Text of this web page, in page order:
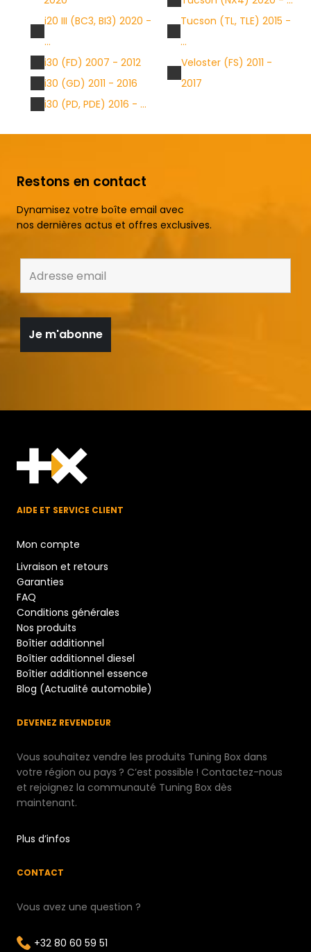
i20 III (BC3, BI3) 2020 -
...
i30 (FD) 2007 - 2012
i30 (GD) 2011 - 2016
i30 (PD, PDE) 2016 - ...
Tucson (TL, TLE) 2015 -
...
Veloster (FS) 2011 -
2017
Restons en contact
Dynamisez votre boîte email avec
nos dernières actus et offres exclusives.
AIDE ET SERVICE CLIENT
Mon compte
Livraison et retours
Garanties
FAQ
Conditions générales
Nos produits
Boîtier additionnel
Boîtier additionnel diesel
Boîtier additionnel essence
Blog (Actualité automobile)
DEVENEZ REVENDEUR
Vous souhaitez vendre les produits Tuning Box dans
votre région ou pays ? C’est possible ! Contactez-nous
et rejoignez la communauté Tuning Box dès
maintenant.
Plus d’infos
CONTACT
Vous avez une question ?
+32 80 60 59 51